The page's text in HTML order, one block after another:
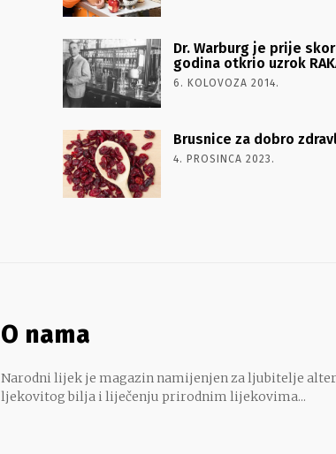
Dr. Warburg je prije
godina otkrio uzrok
6. KOLOVOZA 2014.
Brusnice za dobro
4. PROSINCA 2023.
O nama
Narodni lijek je magazin namijenjen za ljubitelje
ljekovitog bilja i liječenju prirodnim lijekovima...